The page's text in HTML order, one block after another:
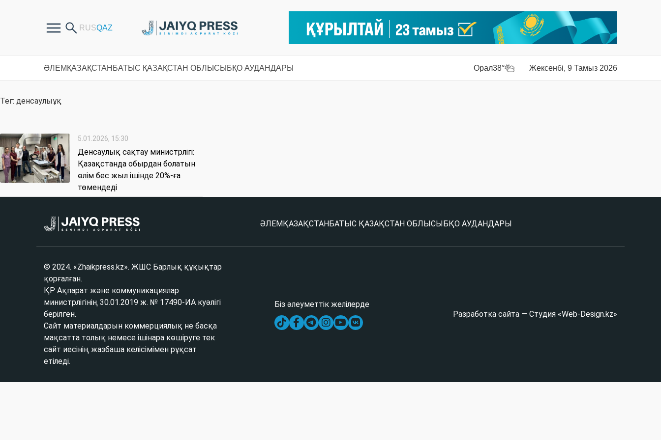
ӘЛЕМ ҚАЗАҚСТАН БАТЫС ҚАЗАҚСТАН ОБЛЫСЫ БҚО АУДАНДАРЫ Орал38° Жексенбі, 9 Тамыз 2026
Тег: денсаулыұқ
5.01.2026, 15:30
Денсаулық сақтау министрлігі:
Қазақстанда обырдан болатын
өлім бес жыл ішінде 20%-ға
төмендеді
ӘЛЕМ ҚАЗАҚСТАН БАТЫС ҚАЗАҚСТАН ОБЛЫСЫ БҚО АУДАНДАРЫ
© 2024. «Zhaikpress.kz». ЖШС Барлық құқықтар
қорғалған.
ҚР Ақпарат және коммуникациялар
министрлігінің 30.01.2019 ж. № 17490-ИА куәлігі
берілген.
Сайт материалдарын коммерциялық не басқа
мақсатта толық немесе ішінара көшіруге тек
сайт иесінің жазбаша келісімімен рұқсат
етіледі.
Біз әлеуметтік желілерде
Разработка сайта — Студия «Web-Design.kz»